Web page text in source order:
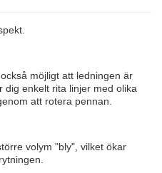
möjligt att ledningen är
dig enkelt rita linjer med olika
att rotera pennan.
volym "bly", vilket ökar